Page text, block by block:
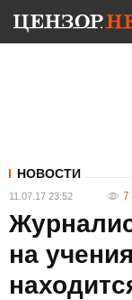
НОВОСТИ
11.07.17 23:52 7
на